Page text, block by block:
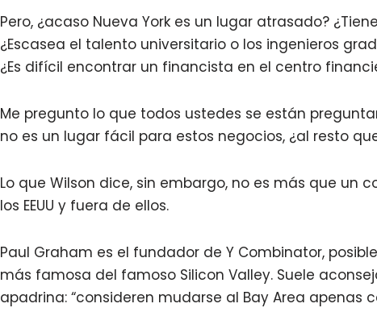
Pero, ¿acaso Nueva York es un lugar atrasado?
¿Escasea el talento universitario o los ingenieros
¿Es difícil encontrar un financista en el centro
Me pregunto lo que todos ustedes se están
no es un lugar fácil para estos negocios, ¿al resto
Lo que Wilson dice, sin embargo, no es más que un
los EEUU y fuera de ellos.
Paul Graham es el fundador de Y Combinator,
más famosa del famoso Silicon Valley. Suele
apadrina: “consideren mudarse al Bay Area apenas